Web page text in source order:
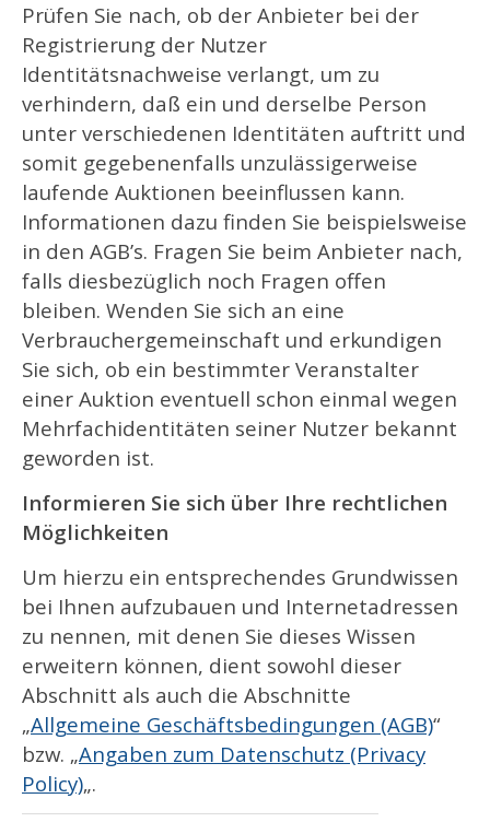
Prüfen Sie nach, ob der Anbieter bei der
Registrierung der Nutzer
Identitätsnachweise verlangt, um zu
verhindern, daß ein und derselbe Person
unter verschiedenen Identitäten auftritt und
somit gegebenenfalls unzulässigerweise
laufende Auktionen beeinflussen kann.
Informationen dazu finden Sie beispielsweise
in den AGB’s. Fragen Sie beim Anbieter nach,
falls diesbezüglich noch Fragen offen
bleiben. Wenden Sie sich an eine
Verbrauchergemeinschaft und erkundigen
Sie sich, ob ein bestimmter Veranstalter
einer Auktion eventuell schon einmal wegen
Mehrfachidentitäten seiner Nutzer bekannt
geworden ist.
Informieren Sie sich über Ihre rechtlichen
Möglichkeiten
Um hierzu ein entsprechendes Grundwissen
bei Ihnen aufzubauen und Internetadressen
zu nennen, mit denen Sie dieses Wissen
erweitern können, dient sowohl dieser
Abschnitt als auch die Abschnitte
„Allgemeine Geschäftsbedingungen (AGB)“
bzw. „Angaben zum Datenschutz (Privacy
Policy)„.